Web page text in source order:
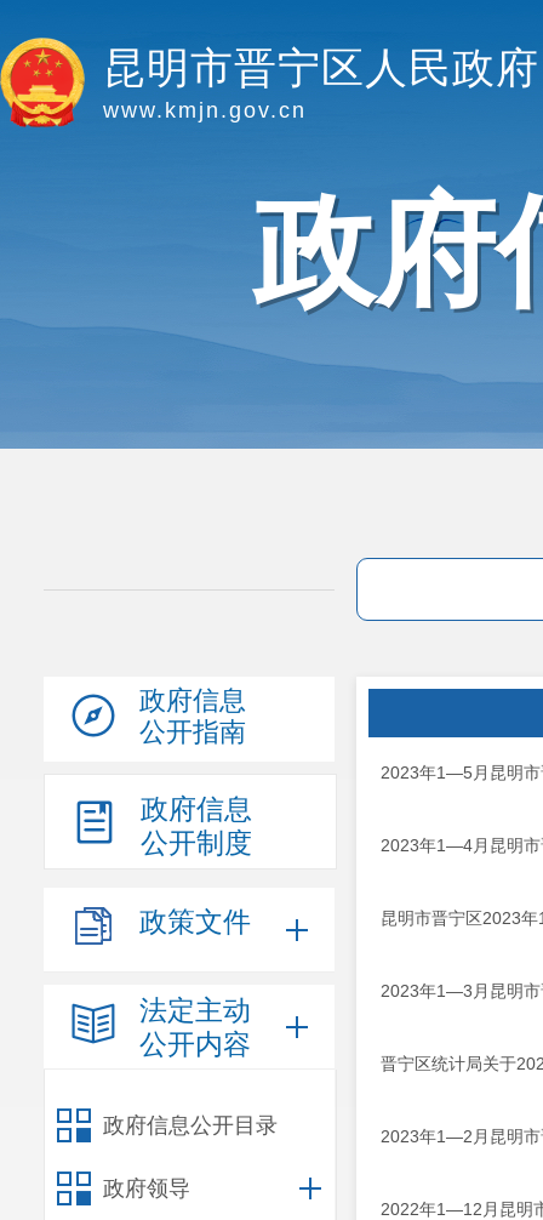
昆明市晋宁区人民政府
www.kmjn.gov.cn
政府
政府信息
公开指南
政府信息
公开制度
政策文件
法定主动
公开内容
政府信息公开目录
政府领导
2023年1—5月昆明市
2023年1—4月昆明市
昆明市晋宁区2023
2023年1—3月昆明市
晋宁区统计局关于
2023年1—2月昆明市
2022年1—12月昆明